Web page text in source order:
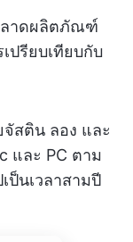
ลาดผลิตภัณฑ์
ปรียบเทียบกับ
สติน ลอง และ
และ PC ตาม
ป็นเวลาสามปี